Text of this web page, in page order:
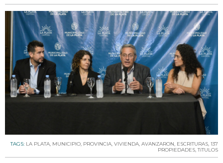
TAGS: LA PLATA, MUNICIPIO, PROVINCIA, VIVIENDA, AVANZARON, ESCRITURAS, 137
PROPIEDADES,TíTULOS